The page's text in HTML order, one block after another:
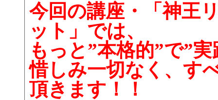
今回の講座・「神王
ット」では、
もっと”本格的”で”
惜しみ一切なく、す
頂きます！！